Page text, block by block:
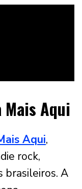
Mais Aqui
Aqui,
rock,
brasileiros. A